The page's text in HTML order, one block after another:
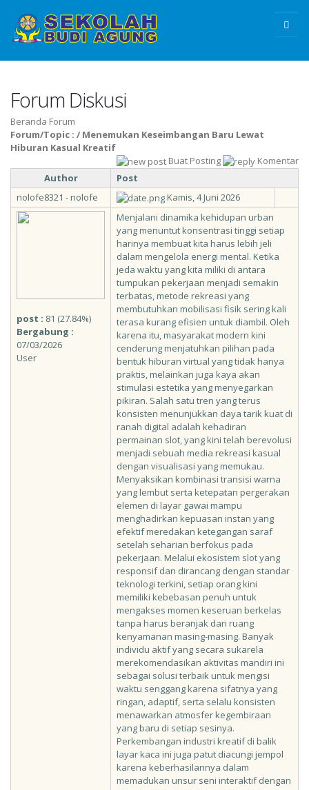
Forum Diskusi
Beranda Forum
Forum/Topic : / Menemukan Keseimbangan Baru Lewat
Hiburan Kasual Kreatif
Buat Posting
Komentar
Author
Post
nolofe8321 - nolofe
Kamis, 4 Juni 2026
post : 81 (27.84%)
Bergabung :
07/03/2026
User
Menjalani dinamika kehidupan urban
yang menuntut konsentrasi tinggi setiap
harinya membuat kita harus lebih jeli
dalam mengelola energi mental. Ketika
jeda waktu yang kita miliki di antara
tumpukan pekerjaan menjadi semakin
terbatas, metode rekreasi yang
membutuhkan mobilisasi fisik sering kali
terasa kurang efisien untuk diambil. Oleh
karena itu, masyarakat modern kini
cenderung menjatuhkan pilihan pada
bentuk hiburan virtual yang tidak hanya
praktis, melainkan juga kaya akan
stimulasi estetika yang menyegarkan
pikiran. Salah satu tren yang terus
konsisten menunjukkan daya tarik kuat di
ranah digital adalah kehadiran
permainan slot, yang kini telah berevolusi
menjadi sebuah media rekreasi kasual
dengan visualisasi yang memukau.
Menyaksikan kombinasi transisi warna
yang lembut serta ketepatan pergerakan
elemen di layar gawai mampu
menghadirkan kepuasan instan yang
efektif meredakan ketegangan saraf
setelah seharian berfokus pada
pekerjaan. Melalui ekosistem slot yang
responsif dan dirancang dengan standar
teknologi terkini, setiap orang kini
memiliki kebebasan penuh untuk
mengakses momen keseruan berkelas
tanpa harus beranjak dari ruang
kenyamanan masing-masing. Banyak
individu aktif yang secara sukarela
merekomendasikan aktivitas mandiri ini
sebagai solusi terbaik untuk mengisi
waktu senggang karena sifatnya yang
ringan, adaptif, serta selalu konsisten
menawarkan atmosfer kegembiraan
yang baru di setiap sesinya.
Perkembangan industri kreatif di balik
layar kaca ini juga patut diacungi jempol
karena keberhasilannya dalam
memadukan unsur seni interaktif dengan